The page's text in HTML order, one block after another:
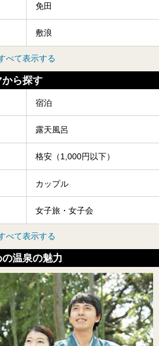
免田
敷浪
べて表示する
ら探す
宿泊
露天風呂
格安（1,000円以下）
カップル
女子旅・女子会
べて表示する
温泉の魅力